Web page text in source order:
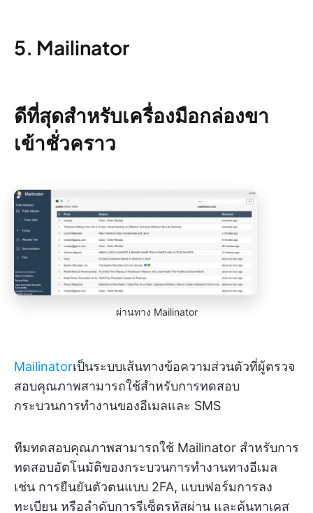
5. Mailinator
ดีที่สุดสำหรับเครื่องมือกล่องขา
เข้าชั่วคราว
ผ่านทาง Mailinator
Mailinatorเป็นระบบเส้นทางข้อความส่วนตัวที่ผู้ตรวจ
สอบคุณภาพสามารถใช้สำหรับการทดสอบ
กระบวนการทำงานของอีเมลและ SMS
ทีมทดสอบคุณภาพสามารถใช้ Mailinator สำหรับการ
ทดสอบอัตโนมัติของกระบวนการทำงานทางอีเมล
เช่น การยืนยันตัวตนแบบ 2FA, แบบฟอร์มการลง
ทะเบียน หรือลำดับการรีเซ็ตรหัสผ่าน และค้นหาเคส